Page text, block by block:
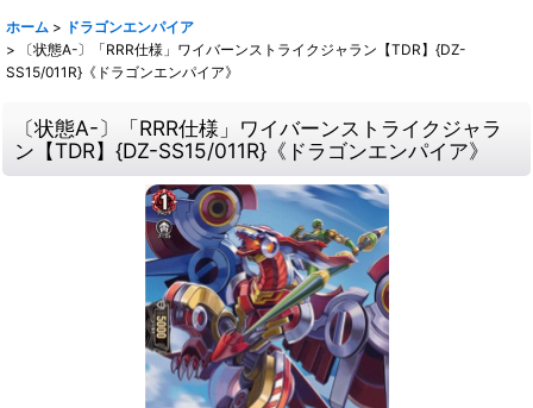
ホーム > ドラゴンエンパイア
>
〔状態A-〕「RRR仕様」ワイバーンストライクジャラン【TDR】{DZ-
SS15/011R}《ドラゴンエンパイア》
〔状態A-〕「RRR仕様」ワイバーンストライクジャラ
ン【TDR】{DZ-SS15/011R}《ドラゴンエンパイア》